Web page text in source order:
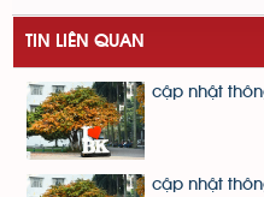
TIN LIÊN QUAN
cập nhật
cập nhật